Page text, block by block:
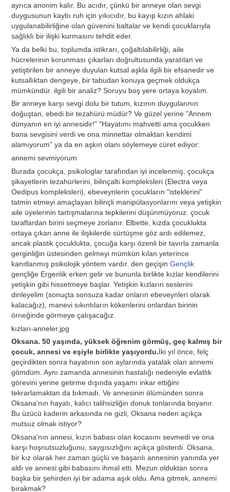
ayrıca anonim kalır. Bu acıdır, çünkü bir anneye olan sevgi
duygusunun kaybı ruh için yıkıcıdır, bu kayıp kızın ahlaki
uygulanabilirliğine olan güvenini baltalar ve kendi çocuklarıyla
sağlıklı bir ilişki kurmasını tehdit eder.
Ya da belki bu, toplumda istikrarı, çoğaltılabilirliği, aile
hücrelerinin korunması çıkarları doğrultusunda yaratılan ve
yetiştirilen bir anneye duyulan kutsal aşkla ilgili bir efsanedir ve
kutsallıktan dengeye, bir tabudan konuya geçmek oldukça
mümkündür. ilgili bir analiz? Soruyu boş yere ortaya koyalım.
Bir anneye karşı sevgi dolu bir tutum, kızının duygularının
doğuştan, ebedi bir tezahürü müdür? Ve güzel yerine "Annem
dünyanın en iyi annesidir!" "Hayatımı mahvetti ama çocukken
bana sevgisini verdi ve ona minnettar olmaktan kendimi
alamıyorum" ya da en aşkın olanı söylemeye cüret ediyor:
annemi sevmiyorum
Burada çocukça, psikologlar tarafından iyi incelenmiş, çocukça
şikayetlerin tezahürlerini, bilinçaltı kompleksleri (Electra veya
Oedipus kompleksleri), ebeveynlerin çocukların "isteklerini"
tatmin etmeyi amaçlayan bilinçli manipülasyonlarını veya yetişkin
aile üyelerinin tartışmalarına tepkilerini düşünmüyoruz. çocuk
taraflardan birini seçmeye zorlanır. Elbette, kızda çocuklukta
ortaya çıkan anne ile ilişkilerde sürtüşme göz ardı edilemez,
ancak plastik çocuklukta, çocuğa karşı özenli bir tavırla zamanla
gerginliğin üstesinden gelmeyi mümkün kılan yeterince
kanıtlanmış psikolojik yöntem vardır. den geçişin Gençlik
gençliğe Ergenlik erken gelir ve bununla birlikte kızlar kendilerini
yetişkin gibi hissetmeye başlar. Yetişkin kızların seslerini
dinleyelim (sonuçta sonsuza kadar onların ebeveynleri olarak
kalacağız), manevi sıkıntıların kökenlerini onlardan birinin
örneğinde görmeye çalışacağız.
kızları-anneler.jpg
Oksana. 50 yaşında, yüksek öğrenim görmüş, geç kalmış bir
çocuk, annesi ve eşiyle birlikte yaşıyordu.İki yıl önce, felç
geçirdikten sonra hayatının son aylarında yatalak olan annemi
gömdüm. Aynı zamanda annesinin hastalığı nedeniyle evlatlık
görevini yerine getirme dışında yaşamı inkar ettiğini
tekrarlamaktan da bıkmadı. Ve annesinin ölümünden sonra
Oksana'nın hayatı, kalıcı talihsizliğin donuk tonlarında boyanır.
Bu üzücü kaderin arkasında ne gizli, Oksana neden açıkça
mutsuz olmak istiyor?
Oksana'nın annesi, kızın babası olan kocasını sevmedi ve ona
karşı hoşnutsuzluğunu, saygısızlığını açıkça gösterdi. Oksana,
bir kız olarak her zaman güçlü ve başarılı annesinin yanında yer
aldı ve annesi gibi babasını ihmal etti. Mezun olduktan sonra
başka bir şehirden iyi bir adama aşık oldu. Ama gitmek, annemi
bırakmak?